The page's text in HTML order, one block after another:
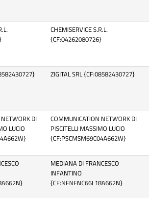
CHEMISERVICE S.R.L.
{CF:04262080726}
ZIGITAL SRL {CF:08582430727}
DI
LUCIO
COMMUNICATION NETWORK DI
PISCITELLI MASSIMO LUCIO
{CF:PSCMSM69C04A662W}
MEDIANA DI FRANCESCO
INFANTINO
{CF:NFNFNC66L18A662N}